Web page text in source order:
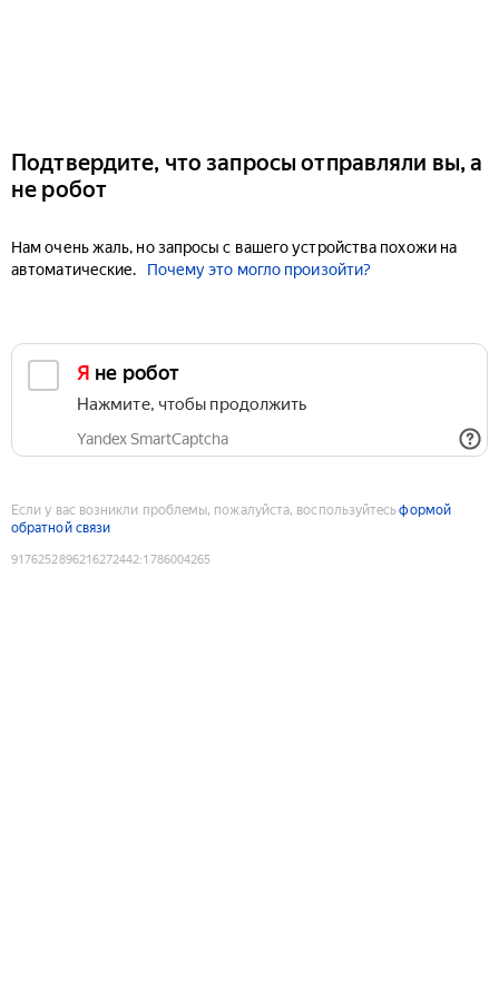
Подтвердите, что запросы отправляли вы, а
не робот
Нам очень жаль, но запросы с вашего устройства похожи на
автоматические.
Почему это могло произойти?
Я не робот
Нажмите, чтобы продолжить
Yandex SmartCaptcha
Если у вас возникли проблемы, пожалуйста, воспользуйтесьформой
обратной связи
9176252896216272442:1786004265